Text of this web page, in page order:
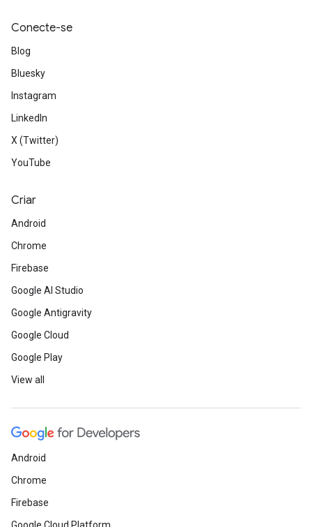
Conecte-se
Blog
Bluesky
Instagram
LinkedIn
X (Twitter)
YouTube
Criar
Android
Chrome
Firebase
Google AI Studio
Google Antigravity
Google Cloud
Google Play
View all
Android
Chrome
Firebase